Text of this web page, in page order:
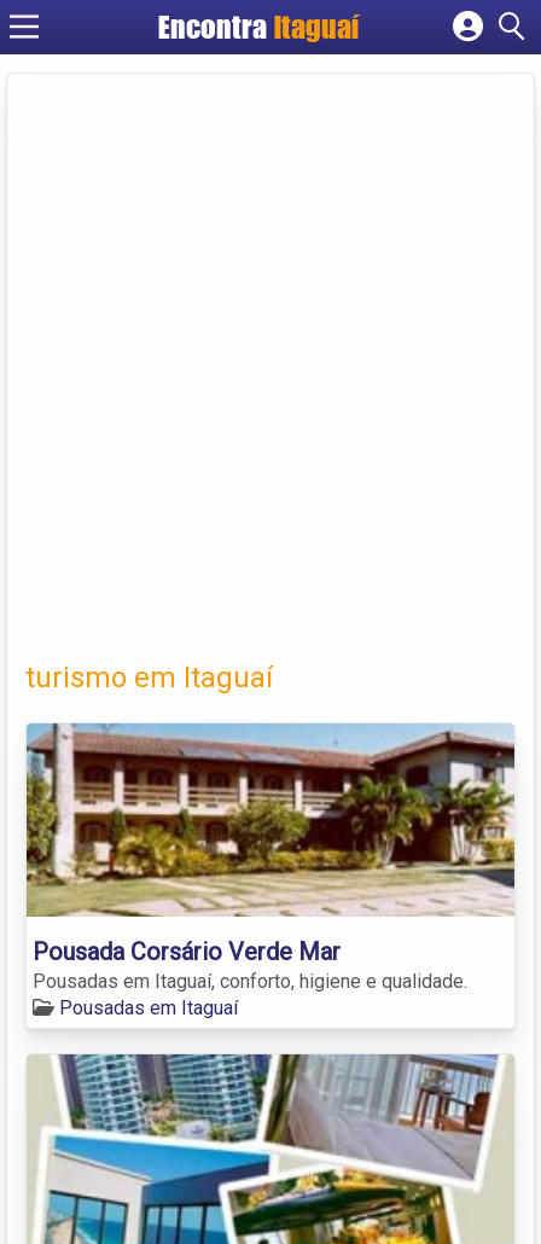
EncontraItaguaí
Cadastrar empresa
turismo em Itaguaí
Pousada Corsário Verde Mar
Pousadas em Itaguaí, conforto, higiene e qualidade.
Pousadas em Itaguaí